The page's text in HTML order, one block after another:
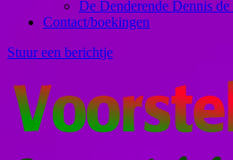
De Denderende Dennis
Contact/boekingen
Stuur een berichtje